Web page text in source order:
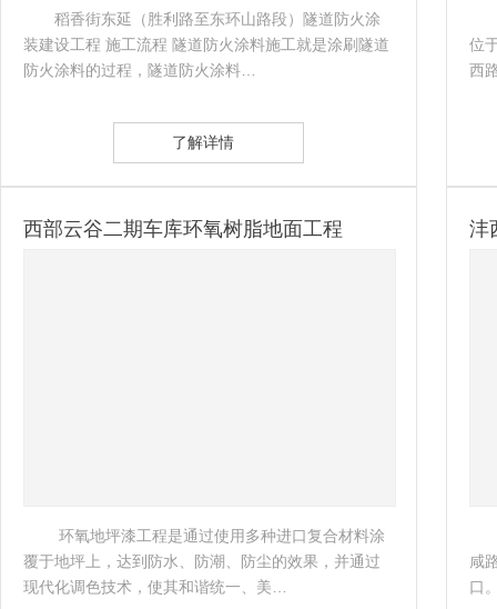
稻香街东延（胜利路至东环山路段）隧道防火涂
装建设工程 施工流程 隧道防火涂料施工就是涂刷隧道
防火涂料的过程，隧道防火涂料…
了解详情
位
西
西部云谷二期车库环氧树脂地面工程
 环氧地坪漆工程是通过使用多种进口复合材料涂
覆于地坪上，达到防水、防潮、防尘的效果，并通过
现代化调色技术，使其和谐统一、美…
咸
口